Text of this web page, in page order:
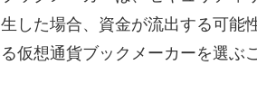
した場合、資金が流出する可能
仮想通貨ブックメーカーを選ぶ